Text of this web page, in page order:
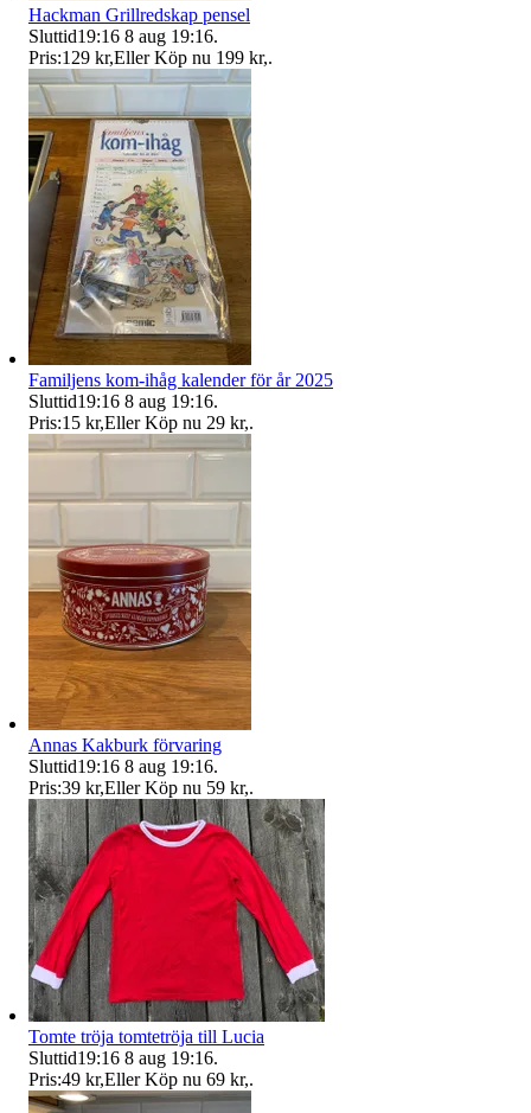
Hackman Grillredskap pensel
Sluttid19:16 8 aug 19:16.
Pris:129 kr,Eller Köp nu 199 kr,.
Familjens kom-ihåg kalender för år 2025
Sluttid19:16 8 aug 19:16.
Pris:15 kr,Eller Köp nu 29 kr,.
Annas Kakburk förvaring
Sluttid19:16 8 aug 19:16.
Pris:39 kr,Eller Köp nu 59 kr,.
Tomte tröja tomtetröja till Lucia
Sluttid19:16 8 aug 19:16.
Pris:49 kr,Eller Köp nu 69 kr,.